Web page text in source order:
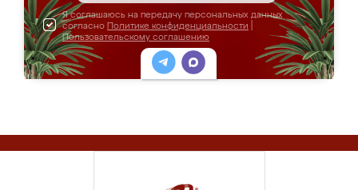
Я соглашаюсь на передачу персональных данных
согласно Политике конфиденциальности
Пользовательскому соглашению